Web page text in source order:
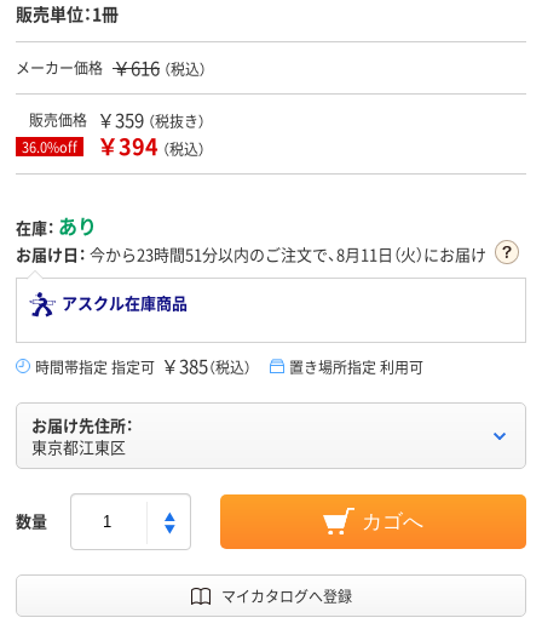
販売単位：1冊
メーカー価格 ￥616 （税込）
販売価格 ￥359 （税抜き）
36.0%off ￥394 （税込）
在庫： あり
お届け日： 今から23時間51分以内のご注文で、8月11日（火）にお届け
アスクル在庫商品
時間帯指定 指定可 ￥385（税込） 置き場所指定 利用可
お届け先住所：
東京都江東区
数量 カゴへ
マイカタログへ登録